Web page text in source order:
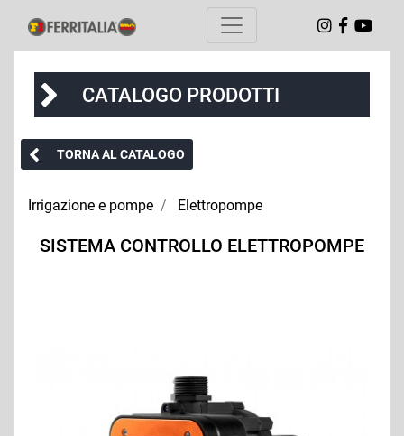
CATALOGO PRODOTTI
TORNA AL CATALOGO
Irrigazione e pompe Elettropompe
SISTEMA CONTROLLO ELETTROPOMPE